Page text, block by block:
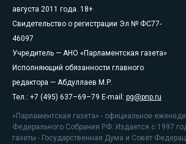
августа 2011 года. 18+
Свидетельство о регистрации Эл № ФС77-
46097
Учредитель — АНО «Парламентская газета»
Исполняющий обязанности главного
редактора — Абдуллаев М.Р.
Тел.: +7 (495) 637–69–79 E-mail: pg@pnp.ru
«Парламентская газета» - официальное
Федерального Собрания РФ. Издается с 1997
газеты - Государственная Дума и Совет